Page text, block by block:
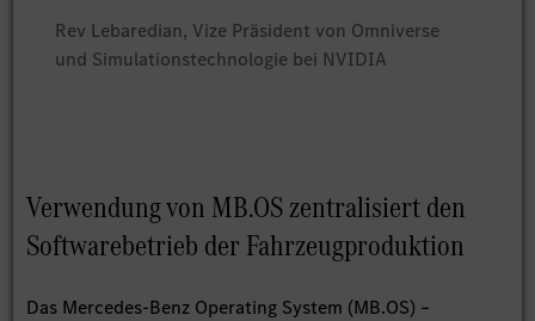
Rev Lebaredian, Vize Präsident von Omniverse
und Simulationstechnologie bei NVIDIA
Verwendung von MB.OS zentralisiert den
Softwarebetrieb der Fahrzeugproduktion
Das Mercedes-Benz Operating System (MB.OS) –